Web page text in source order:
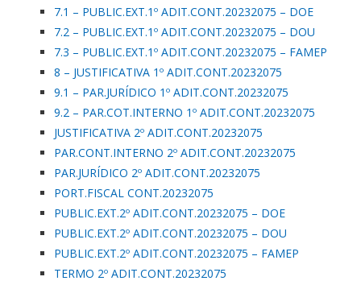
7.1 – PUBLIC.EXT.1º ADIT.CONT.20232075 – DOE
7.2 – PUBLIC.EXT.1º ADIT.CONT.20232075 – DOU
7.3 – PUBLIC.EXT.1º ADIT.CONT.20232075 – FAMEP
8 – JUSTIFICATIVA 1º ADIT.CONT.20232075
9.1 – PAR.JURÍDICO 1º ADIT.CONT.20232075
9.2 – PAR.COT.INTERNO 1º ADIT.CONT.20232075
JUSTIFICATIVA 2º ADIT.CONT.20232075
PAR.CONT.INTERNO 2º ADIT.CONT.20232075
PAR.JURÍDICO 2º ADIT.CONT.20232075
PORT.FISCAL CONT.20232075
PUBLIC.EXT.2º ADIT.CONT.20232075 – DOE
PUBLIC.EXT.2º ADIT.CONT.20232075 – DOU
PUBLIC.EXT.2º ADIT.CONT.20232075 – FAMEP
TERMO 2º ADIT.CONT.20232075